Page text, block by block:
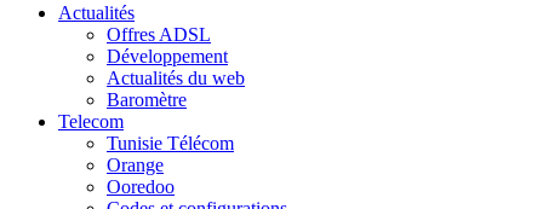
Actualités
Offres ADSL
Développement
Actualités du web
Baromètre
Telecom
Tunisie Télécom
Orange
Ooredoo